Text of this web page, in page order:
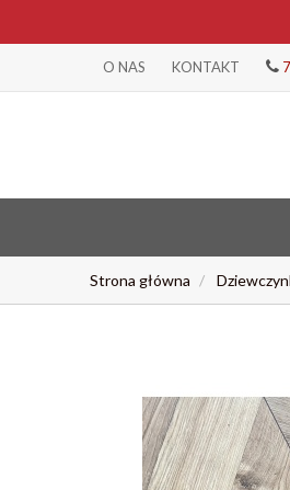
O NAS KONTAKT
Strona główna